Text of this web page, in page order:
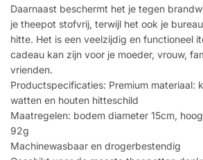
Daarnaast beschermt het je tegen
je theepot stofvrij, terwijl het ook je
hitte. Het is een veelzijdig en functioneel
cadeau kan zijn voor je moeder, vrouw,
vrienden.
Productspecificaties: Premium materiaal:
watten en houten hitteschild
Maatregelen: bodem diameter 15cm,
92g
Machinewasbaar en drogerbestendig